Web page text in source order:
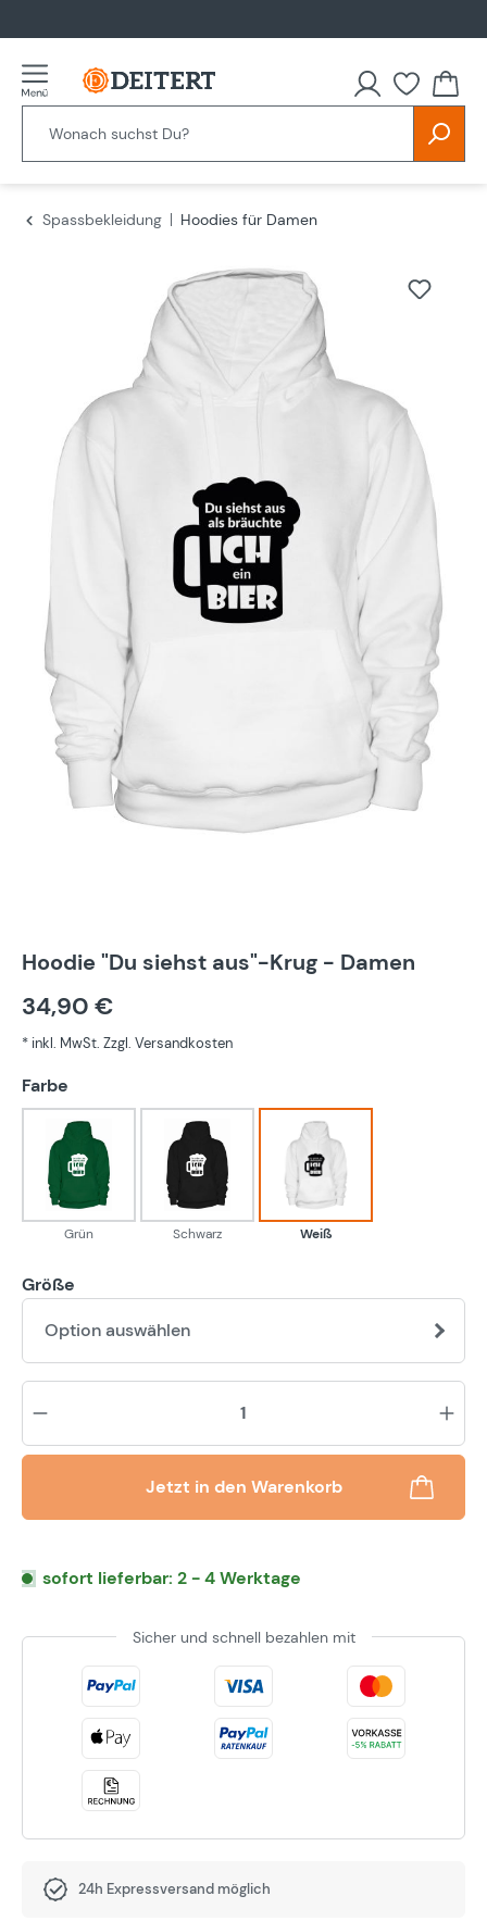
Spassbekleidung
Hoodies für Damen
Hoodie "Du siehst aus"-Krug - Damen
34,90 €
* inkl. MwSt. Zzgl. Versandkosten
Farbe
Grün
Grün
Schwarz
Schwarz
Weiß
Weiß
Größe
Option auswählen
Jetzt in den Warenkorb
sofort lieferbar: 2 - 4 Werktage
Sicher und schnell bezahlen mit
24h Expressversand möglich